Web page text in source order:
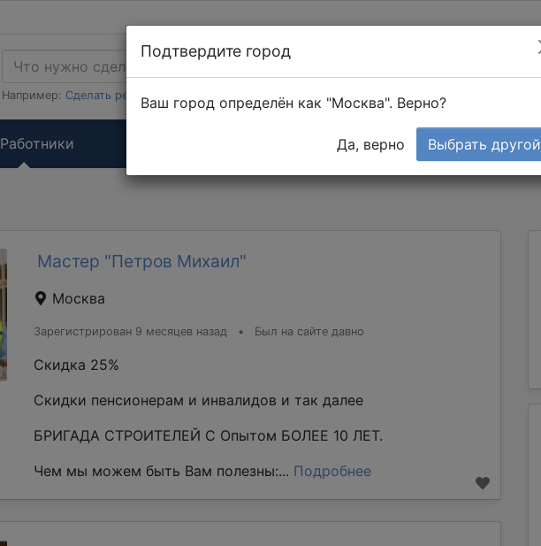
Например: Сделать ремонт в 1-к квартире
Работники Тендеры
Мастер "Петров Михаил"
Москва
Зарегистрирован 9 месяцев назад • Был на сайте давно
Скидка 25%
Скидки пенсионерам и инвалидов и так далее
БРИГАДА СТРОИТЕЛЕЙ С Опытом БОЛЕЕ 10 ЛЕТ.
Чем мы можем быть Вам полезны:... Подробнее
Подтвердите город
Ваш город определён как "Москва". Верно?
Да, верно Выбрать другой